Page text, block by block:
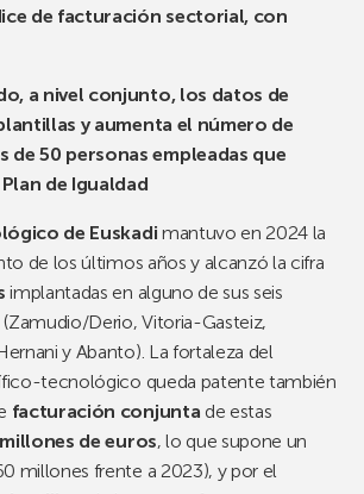
de facturación sectorial, con
a nivel conjunto, los datos de
y aumenta el número de
de 50 personas empleadas que
de Igualdad
de Euskadi mantuvo en 2024 la
de los últimos años y alcanzó la cifra
implantadas en alguno de sus seis
Derio, Vitoria-Gasteiz,
y Abanto). La fortaleza del
tecnológico queda patente también
facturación conjunta de estas
de euros, lo que supone un
millones frente a 2023), y por el